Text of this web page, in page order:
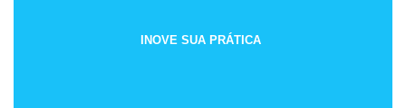
INOVE SUA PRÁTICA